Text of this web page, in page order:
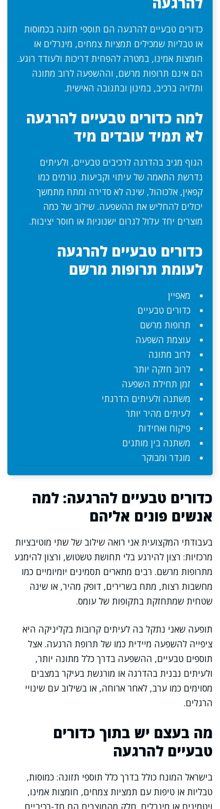
כדורים טבעיים להרגעה הם תוספי תזונה בכמוסות
או טבליות שמכילים תמציות צמחים, מינרלים או
חומצות אמינו, במטרה להפחית דריכות ולעודד רוגע.
הם אינם תרופות מרשם, וההשפעה לרוב מתונה
ותלויה ברכיב, במינון ובתגובה האישית.
למה כדורים טבעיים להרגעה
לא תמיד עובדים מיד
הגוף מגיב בהדרגה לרכיבים טבעיים, ולעיתים
נדרשת התאמה של עיתוי וקביעות. גורמים כמו
קפאין, אלכוהול, שינה לא סדירה ומתח מתמשך
יכולים להחליש את ההשפעה. שילוב של כמה
מוצרים יחד עלול לגרום ישנוניות או חוסר יציבות.
כדורים טבעיים להרגעה
לעומת תרופות מרשם
מאפיין
כדורים טבעיים
תרופות מרשם
עוצמת השפעה
לרוב מתונה
לרוב חזקה יותר
זמן תחילת השפעה
משתנה ולעיתים הדרגתי
לעיתים מהיר יותר
פיקוח ואחידות
משתנה בין מותגים
מוגדר ומבוקר
כדורים טבעיים להרגעה: למה
אנשים פונים אליהם
בעבודתי המקצועית אני רואה שילוב של שתי מוטיבציות
מרכזיות: רצון להירגע בלי תחושת טשטוש, ורצון להימנע
מתרופות מרשם. רבים מתארים תסמינים יומיומיים כמו
מחשבות רצות, מתח בשרירים, דופק מהיר, או שינה
שטחית שמתחזקת בתקופות של עומס.
תופעה שאני נתקל בה לעיתים קרובות בקליניקה היא
ציפייה להשפעה מיידית כמו של תרופת הרגעה. אצל
תוספים טבעיים, ההשפעה בדרך כלל מתונה יותר,
ולעיתים נבנית בהדרגה או מורגשת בעיקר במצבים
מסוימים כמו ערב, לאחר ארוחה, או בשילוב עם שינויי
הרגלים.
מה בעצם יש בתוך כדורים
טבעיים להרגעה
בישראל המונח כולל בדרך כלל תוספי תזונה: כמוסות,
טבליות או טיפות עם תמציות צמחים, חומצות אמינו,
ויטמינים או מינרלים. חלק מהמוצרים הם חד-רכיביים,